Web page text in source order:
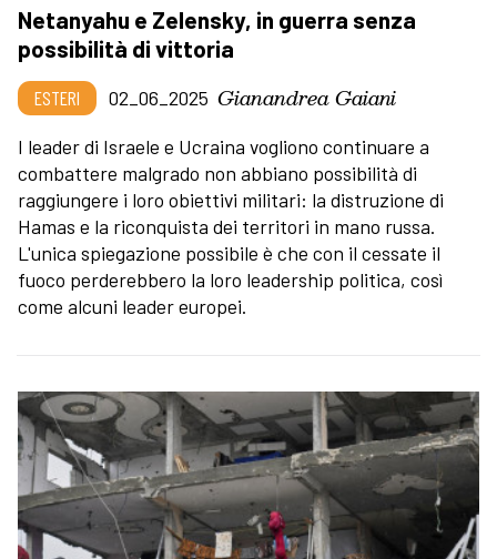
Netanyahu e Zelensky, in guerra senza
possibilità di vittoria
ESTERI 02_06_2025 Gianandrea Gaiani
I leader di Israele e Ucraina vogliono continuare a
combattere malgrado non abbiano possibilità di
raggiungere i loro obiettivi militari: la distruzione di
Hamas e la riconquista dei territori in mano russa.
L'unica spiegazione possibile è che con il cessate il
fuoco perderebbero la loro leadership politica, così
come alcuni leader europei.